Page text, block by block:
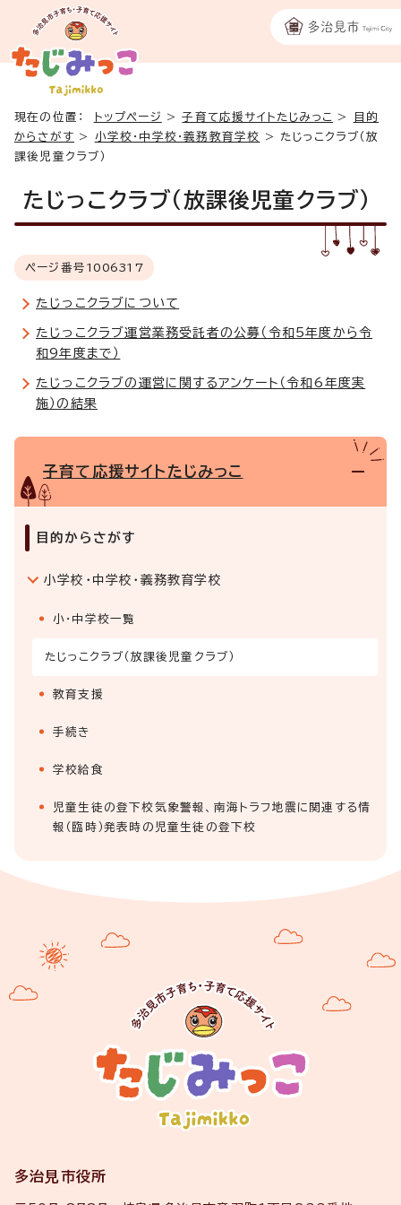
現在の位置： トップページ >子育て応援サイトたじみっこ >
目的
からさがす > 小学校・中学校・義務教育学校 > たじっこクラブ（放
課後児童クラブ）
たじっこクラブ（放課後児童クラブ）
ページ番号 1006317
たじっこクラブについて
たじっこクラブ運営業務受託者の公募（令和5年度から令
和9年度まで）
たじっこクラブの運営に関するアンケート（令和6年度実
施）の結果
子育て応援サイトたじみっこ
目的からさがす
小学校・中学校・義務教育学校
小・中学校一覧
たじっこクラブ（放課後児童クラブ）
教育支援
手続き
学校給食
児童生徒の登下校気象警報、南海トラフ地震に関連する情
報（臨時）発表時の児童生徒の登下校
多治見市役所